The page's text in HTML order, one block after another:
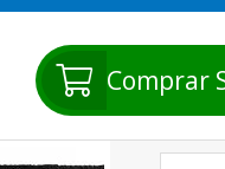
Comprar